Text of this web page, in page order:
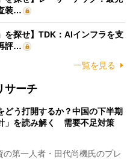
装…
を探せ】TDK：AIインフラを支
評…
一覧を見る
サーチ
どう打開するか？中国の下半期
」を読み解く 需要不足対策
第一人者・田代尚機氏のプレ